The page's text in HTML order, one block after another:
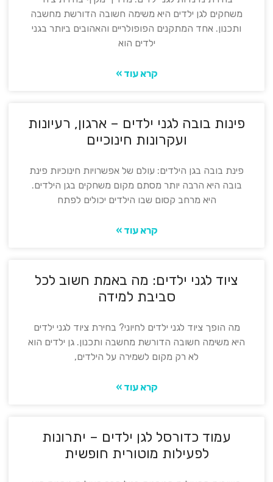
משחקים לגן ילדים היא משימה חשובה הדורשת מחשבה
ותכנון. אחד המתקנים הפופולריים והאהובים ביותר בגני
ילדים הוא
קרא עוד »
פינות בובה לגני ילדים – ארגון, רעיונות
ועקרונות חינוכיים
פינת בובה בגן הילדים: עולם של אפשרויות חינוכיות פינת
בובה היא הרבה יותר מסתם מקום משחקים בגן הילדים.
היא מרחב קסום שבו הילדים יכולים לפתח
קרא עוד »
ציוד לגני ילדים: מה באמת חשוב לכל
סביבת למידה
מה הופך ציוד לגני ילדים לחיוני? בחירת ציוד לגני ילדים
היא משימה חשובה הדורשת מחשבה ותכנון. גן ילדים הוא
לא רק מקום לשמירה על הילדים,
קרא עוד »
עמוד כדורסל לגן ילדים – יתרונות
לפעילות מוטורית חופשית